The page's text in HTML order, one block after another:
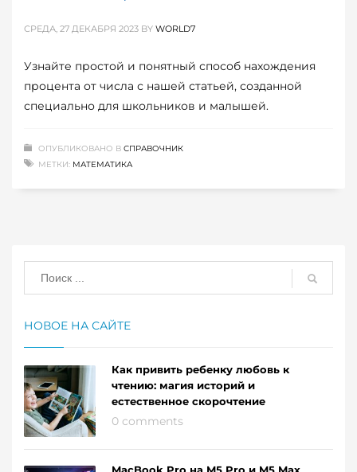
СРЕДА, 27 ДЕКАБРЯ 2023 BY WORLD7
Узнайте простой и понятный способ нахождения
процента от числа с нашей статьей, созданной
специально для школьников и малышей.
ОПУБЛИКОВАНО В СПРАВОЧНИК
МЕТКИ: МАТЕМАТИКА
НОВОЕ НА САЙТЕ
Как привить ребенку любовь к
чтению: магия историй и
естественное скорочтение
0 comments